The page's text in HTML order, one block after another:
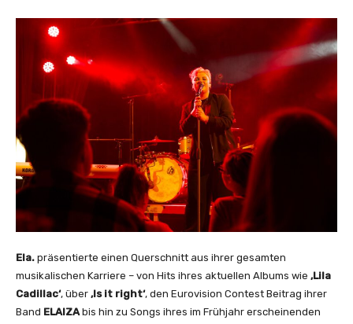
Ela. präsentierte einen Querschnitt aus ihrer gesamten
musikalischen Karriere – von Hits ihres aktuellen Albums wie ‚Lila
Cadillac‘, über ‚Is it right‘, den Eurovision Contest Beitrag ihrer
Band ELAIZAbis hin zu Songs ihres im Frühjahr erscheinenden